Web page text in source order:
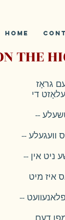
Home
THE
גראָז
די
-- װאָס האָט עס געטראָפן, דײטשעלע
-- אָך, מ'האָט אונדז געגעבן דאָס װעגעלע
-- זייט-זשע ניט ברויגעז, זייט-זשע ניט אין
איז מיט
-- נו, ס'האָט דאָרטן היטליר געפלאנעװעט
דעם